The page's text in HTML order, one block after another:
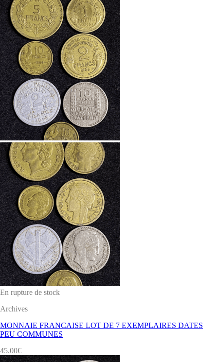
En rupture de stock
Archives
MONNAIE FRANCAISE LOT DE 7 EXEMPLAIRES DATES
PEU COMMUNES
45.00€